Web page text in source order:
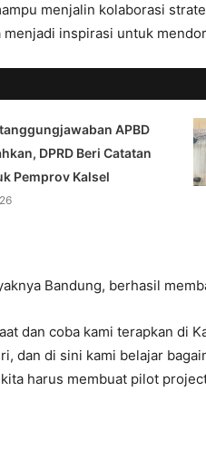
menjalin kolaborasi
inspirasi untuk
APBD
DPRD Beri Catatan
Pemprov Kalsel
Bandung, berhasil
dan coba kami terapkan di
dan di sini kami belajar
harus membuat pilot